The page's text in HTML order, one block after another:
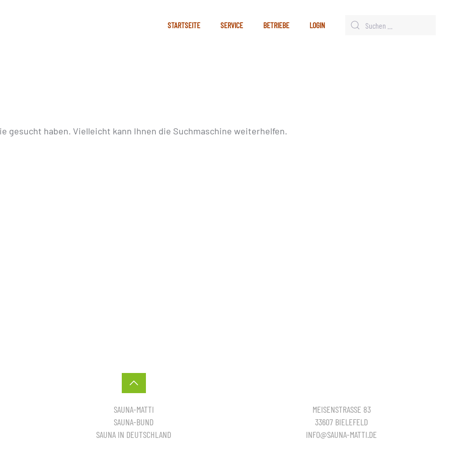
STARTSEITE SERVICE BETRIEBE LOGIN
gesucht haben. Vielleicht kann Ihnen die Suchmaschine weiterhelfen.
SAUNA-MATTI
SAUNA-BUND
SAUNA IN DEUTSCHLAND
MEISENSTRASSE 83
33607 BIELEFELD
INFO@SAUNA-MATTI.DE